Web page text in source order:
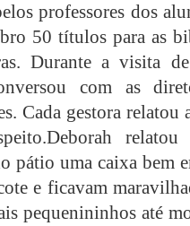
professores dos
50 títulos para as
Durante a visita
com as
Cada gestora relatou
pátio uma caixa bem
e ficavam
pequenininhos até